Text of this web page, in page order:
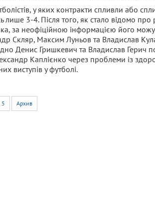
у яких контракти спливли або
лише 3-4. Після того, як стало відомо
за неофіційною інформацією його
Скляр, Максим Луньов та Владислав
Денис Гришкевич та Владислав Герич
Каплієнко через проблеми із
виступів у футболі.
5 Архив